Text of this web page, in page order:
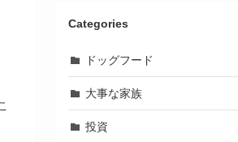
Categories
ドッグフード
大事な家族
投資